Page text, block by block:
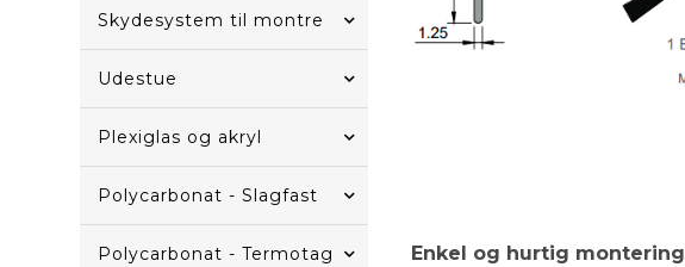
Skydesystem til montre
Udestue
Plexiglas og akryl
Polycarbonat - Slagfast
Polycarbonat - Termotag Enkel og hurtig montering